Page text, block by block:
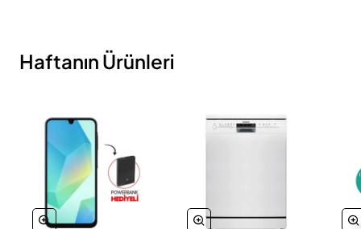
Haftanın Ürünleri